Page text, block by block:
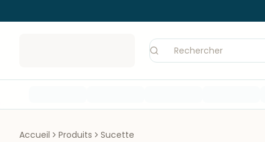
Accueil Produits Sucette